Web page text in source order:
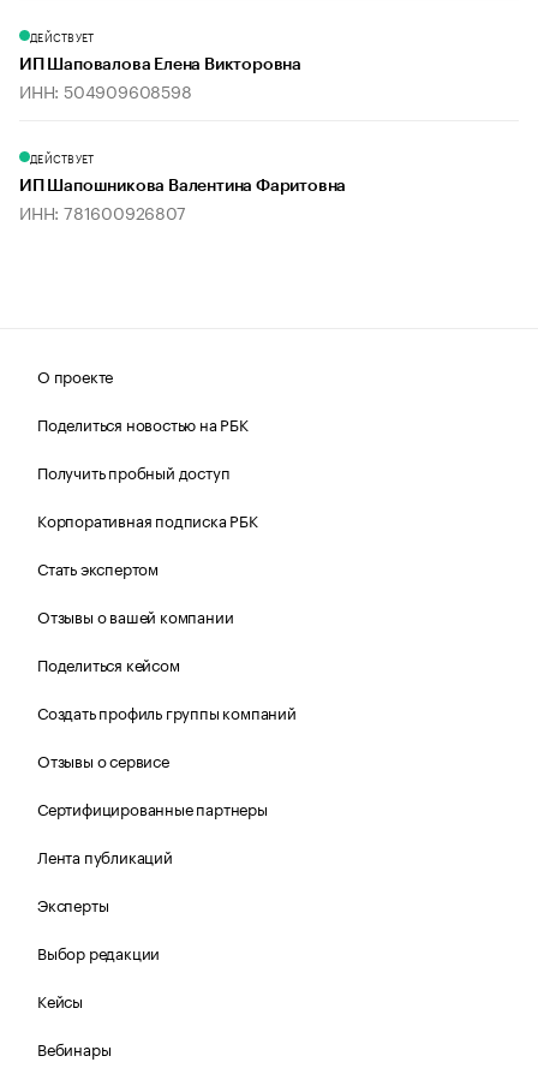
ДЕЙСТВУЕТ
ИП Шаповалова Елена Викторовна
ИНН: 504909608598
ДЕЙСТВУЕТ
ИП Шапошникова Валентина Фаритовна
ИНН: 781600926807
О проекте
Поделиться новостью на РБК
Получить пробный доступ
Корпоративная подписка РБК
Стать экспертом
Отзывы о вашей компании
Поделиться кейсом
Создать профиль группы компаний
Отзывы о сервисе
Сертифицированные партнеры
Лента публикаций
Эксперты
Выбор редакции
Кейсы
Вебинары